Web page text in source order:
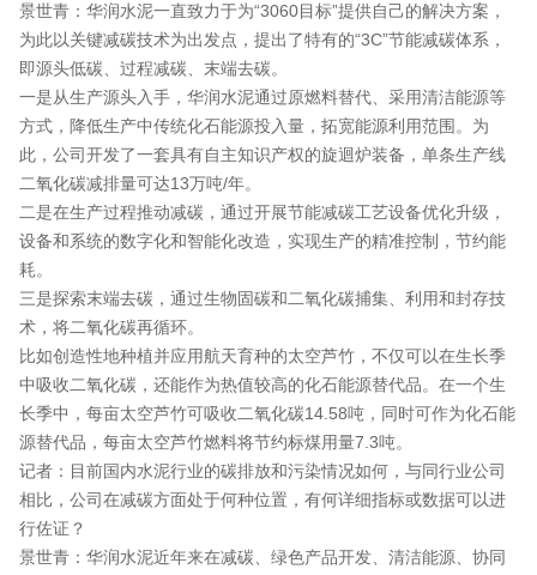
景世青：华润水泥一直致力于为“3060目标”提供自己的解决方案，
为此以关键减碳技术为出发点，提出了特有的“3C”节能减碳体系，
即源头低碳、过程减碳、末端去碳。
一是从生产源头入手，华润水泥通过原燃料替代、采用清洁能源等
方式，降低生产中传统化石能源投入量，拓宽能源利用范围。为
此，公司开发了一套具有自主知识产权的旋迴炉装备，单条生产线
二氧化碳减排量可达13万吨/年。
二是在生产过程推动减碳，通过开展节能减碳工艺设备优化升级，
设备和系统的数字化和智能化改造，实现生产的精准控制，节约能
耗。
三是探索末端去碳，通过生物固碳和二氧化碳捕集、利用和封存技
术，将二氧化碳再循环。
比如创造性地种植并应用航天育种的太空芦竹，不仅可以在生长季
中吸收二氧化碳，还能作为热值较高的化石能源替代品。在一个生
长季中，每亩太空芦竹可吸收二氧化碳14.58吨，同时可作为化石能
源替代品，每亩太空芦竹燃料将节约标煤用量7.3吨。
记者：目前国内水泥行业的碳排放和污染情况如何，与同行业公司
相比，公司在减碳方面处于何种位置，有何详细指标或数据可以进
行佐证？
景世青：华润水泥近年来在减碳、绿色产品开发、清洁能源、协同